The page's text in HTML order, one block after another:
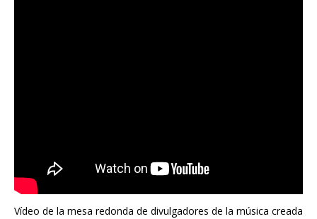
Vídeo de la mesa redonda de divulgadores de la música creada